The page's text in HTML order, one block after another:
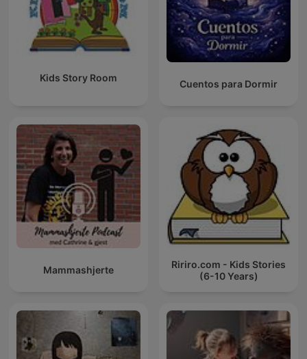
Kids Story Room
Cuentos para Dormir
Mammashjerte
Ririro.com - Kids Stories
(6-10 Years)